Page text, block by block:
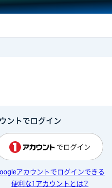
ントでログイン
でログイン
アカウントでログインできる
便利な1アカウントとは？